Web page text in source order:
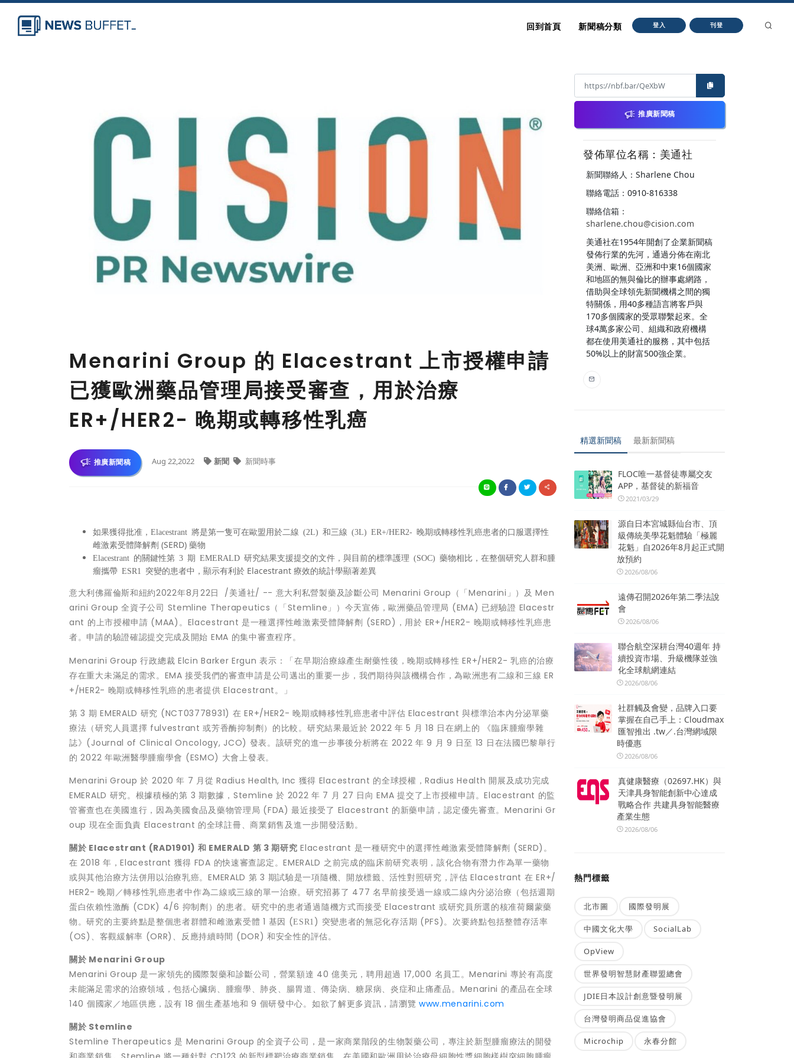
回到首頁 新聞稿分類 登入 刊登
Menarini Group 的 Elacestrant 上市授權申請
已獲歐洲藥品管理局接受審查，用於治療
ER+/HER2- 晚期或轉移性乳癌
推廣新聞稿 Aug 22,2022 新聞 新聞時事
如果獲得批准， Elacestrant 將是第一隻可在歐盟用於二線 (2L) 和三線 (3L) ER+/HER2- 晚期或轉移性乳癌患者的口服選擇性
雌激素受體降解劑 (SERD) 藥物
Elacestrant 的關鍵性第 3 期 EMERALD 研究結果支援提交的文件，與目前的標準護理 (SOC) 藥物相比，在整個研究人群和腫
瘤攜帶 ESR1 突變的患者中，顯示有利於 Elacestrant 療效的統計學顯著差異
意大利佛羅倫斯和紐約2022年8月22日
/美通社/ -- 意大利私營製藥及診斷公司 Menarini Group（「Menarini」）及 Men
arini Group 全資子公司 Stemline Therapeutics（「Stemline」）今天宣佈，歐洲藥品管理局 (EMA) 已經驗證 Elacestr
ant 的上市授權申請 (MAA)。Elacestrant 是一種選擇性雌激素受體降解劑 (SERD)，用於 ER+/HER2- 晚期或轉移性乳癌患
者。申請的驗證確認提交完成及開始 EMA 的集中審查程序。
Menarini Group 行政總裁 Elcin Barker Ergun 表示：「在早期治療線產生耐藥性後，晚期或轉移性 ER+/HER2- 乳癌的治療
存在重大未滿足的需求。EMA 接受我們的審查申請是公司邁出的重要一步，我們期待與該機構合作，為歐洲患有二線和三線 ER
+/HER2- 晚期或轉移性乳癌的患者提供 Elacestrant。」
第 3 期 EMERALD 研究 (NCT03778931) 在 ER+/HER2- 晚期或轉移性乳癌患者中評估 Elacestrant 與標準治本內分泌單藥
療法（研究人員選擇 fulvestrant 或芳香酶抑制劑）的比較。研究結果最近於 2022 年 5 月 18 日在網上的
《臨床腫瘤學雜
誌》 (Journal of Clinical Oncology, JCO) 發表。該研究的進一步事後分析將在 2022 年 9 月 9 日至 13 日在法國巴黎舉行
的 2022 年歐洲醫學腫瘤學會 (ESMO) 大會上發表。
Menarini Group 於 2020 年 7 月從 Radius Health, Inc 獲得 Elacestrant 的全球授權，Radius Health 開展及成功完成
EMERALD 研究。根據積極的第 3 期數據，Stemline 於 2022 年 7 月 27 日向 EMA 提交了上市授權申請。Elacestrant 的監
管審查也在美國進行，因為美國食品及藥物管理局 (FDA) 最近接受了 Elacestrant 的新藥申請，認定優先審查。Menarini Gr
oup 現在全面負責 Elacestrant 的全球註冊、商業銷售及進一步開發活動。
關於 Elacestrant (RAD1901) 和 EMERALD 第 3期研究 Elacestrant 是一種研究中的選擇性雌激素受體降解劑 (SERD)。
在 2018 年，Elacestrant 獲得 FDA 的快速審查認定。EMERALD 之前完成的臨床前研究表明，該化合物有潛力作為單一藥物
或與其他治療方法併用以治療乳癌。EMERALD 第 3 期試驗是一項隨機、開放標籤、活性對照研究，評估 Elacestrant 在 ER+/
HER2- 晚期／轉移性乳癌患者中作為二線或三線的單一治療。研究招募了 477 名早前接受過一線或二線內分泌治療（包括週期
蛋白依賴性激酶 (CDK) 4/6 抑制劑）的患者。研究中的患者通過隨機方式而接受 Elacestrant 或研究員所選的核准荷爾蒙藥
物。研究的主要終點是整個患者群體和雌激素受體 1 基因 (ESR1 ) 突變患者的無惡化存活期 (PFS)。次要終點包括整體存活率
(OS)、客觀緩解率 (ORR)、反應持續時間 (DOR) 和安全性的評估。
關於 Menarini Group
Menarini Group 是一家領先的國際製藥和診斷公司，營業額達 40 億美元，聘用超過 17,000 名員工。Menarini 專於有高度
未能滿足需求的治療領域，包括心臟病、腫瘤學、肺炎、腸胃道、傳染病、糖尿病、炎症和止痛產品。Menarini 的產品在全球
140 個國家／地區供應，設有 18 個生產基地和 9 個研發中心。如欲了解更多資訊，請瀏覽 www.menarini.com
關於 Stemline
Stemline Therapeutics 是 Menarini Group 的全資子公司，是一家商業階段的生物製藥公司，專注於新型腫瘤療法的開發
推廣新聞稿
發佈單位名稱：美通社
新聞聯絡人：Sharlene Chou
聯絡電話：0910-816338
聯絡信箱：
sharlene.chou@cision.com
美通社在1954年開創了企業新聞稿
發佈行業的先河，通過分佈在南北
美洲、歐洲、亞洲和中東16個國家
和地區的無與倫比的辦事處網路，
借助與全球領先新聞機構之間的獨
特關係，用40多種語言將客戶與
170多個國家的受眾聯繫起來。全
球4萬多家公司、組織和政府機構
都在使用美通社的服務，其中包括
50%以上的財富500強企業。
精選新聞稿 最新新聞稿
FLOC唯一基督徒專屬交友
APP，基督徒的新福音
2021/03/29
源自日本宮城縣仙台市、頂
級傳統美學花魁體驗「極麗
花魁」自2026年8月起正式開
放預約
2026/08/06
遠傳召開2026年第二季法說
會
2026/08/06
聯合航空深耕台灣40週年 持
續投資市場、升級機隊並強
化全球航網連結
2026/08/06
社群觸及會變，品牌入口要
掌握在自己手上：Cloudmax
匯智推出 .tw／.台灣網域限
時優惠
2026/08/06
真健康醫療（02697.HK）與
天津具身智能創新中心達成
戰略合作 共建具身智能醫療
產業生態
2026/08/06
熱門標籤
北市圖 國際發明展
中國文化大學 SocialLab
OpView
世界發明智慧財產聯盟總會
JDIE日本設計創意暨發明展
台灣發明商品促進協會
Microchip 永春分館